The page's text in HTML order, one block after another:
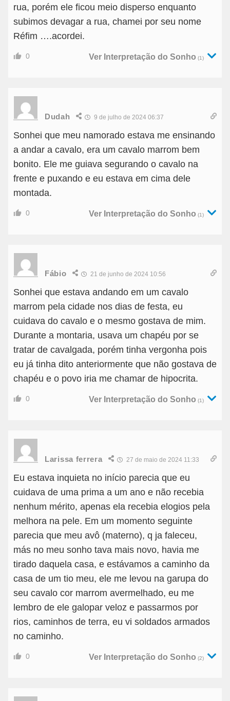
rua, porém ele ficou meio disperso enquanto
subimos devagar a rua, chamei por seu nome
Réfim ….acordei.
0 Ver Interpretação do Sonho (1)
Dudah 9 de julho de 2024 06:37
Sonhei que meu namorado estava me ensinando
a andar a cavalo, era um cavalo marrom bem
bonito. Ele me guiava segurando o cavalo na
frente e puxando e eu estava em cima dele
montada.
0 Ver Interpretação do Sonho (1)
Fábio 21 de junho de 2024 10:56
Sonhei que estava andando em um cavalo
marrom pela cidade nos dias de festa, eu
cuidava do cavalo e o mesmo gostava de mim.
Durante a montaria, usava um chapéu por se
tratar de cavalgada, porém tinha vergonha pois
eu já tinha dito anteriormente que não gostava de
chapéu e o povo iria me chamar de hipocrita.
0 Ver Interpretação do Sonho (1)
Larissa ferrera 27 de maio de 2024 11:33
Eu estava inquieta no início parecia que eu
cuidava de uma prima a um ano e não recebia
nenhum mérito, apenas ela recebia elogios pela
melhora na pele. Em um momento seguinte
parecia que meu avô (materno), q ja faleceu,
más no meu sonho tava mais novo, havia me
tirado daquela casa, e estávamos a caminho da
casa de um tio meu, ele me levou na garupa do
seu cavalo cor marrom avermelhado, eu me
lembro de ele galopar veloz e passarmos por
rios, caminhos de terra, eu vi soldados armados
no caminho.
0 Ver Interpretação do Sonho (2)